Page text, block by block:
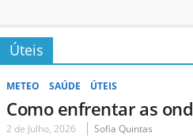
Úteis
METEO SAÚDE ÚTEIS
Como enfrentar as
2 de Julho, 2026 Sofia Quintas